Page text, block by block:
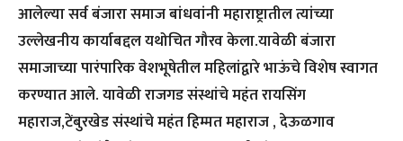
आलेल्या सर्व बंजारा समाज बांधवांनी महाराष्ट्रातील त्यांच्या
उल्लेखनीय कार्याबद्दल यथोचित गौरव केला.यावेळी बंजारा
समाजाच्या पारंपारिक वेशभूषेतील महिलांद्वारे भाऊंचे विशेष स्वागत
करण्यात आले. यावेळी राजगड संस्थांचे महंत रायसिंग
महाराज,टेंबुरखेड संस्थांचे महंत हिम्मत महाराज , देऊळगाव